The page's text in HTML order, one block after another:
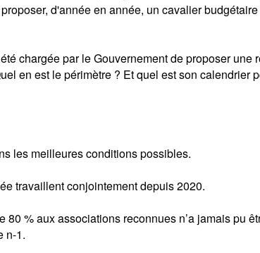
d'année en année, un cavalier
chargée par le Gouvernement de proposer une
en est le périmètre ? Et quel est son calendrier
les meilleures conditions possibles.
travaillent conjointement depuis 2020.
% aux associations reconnues n’a jamais pu
n-1.